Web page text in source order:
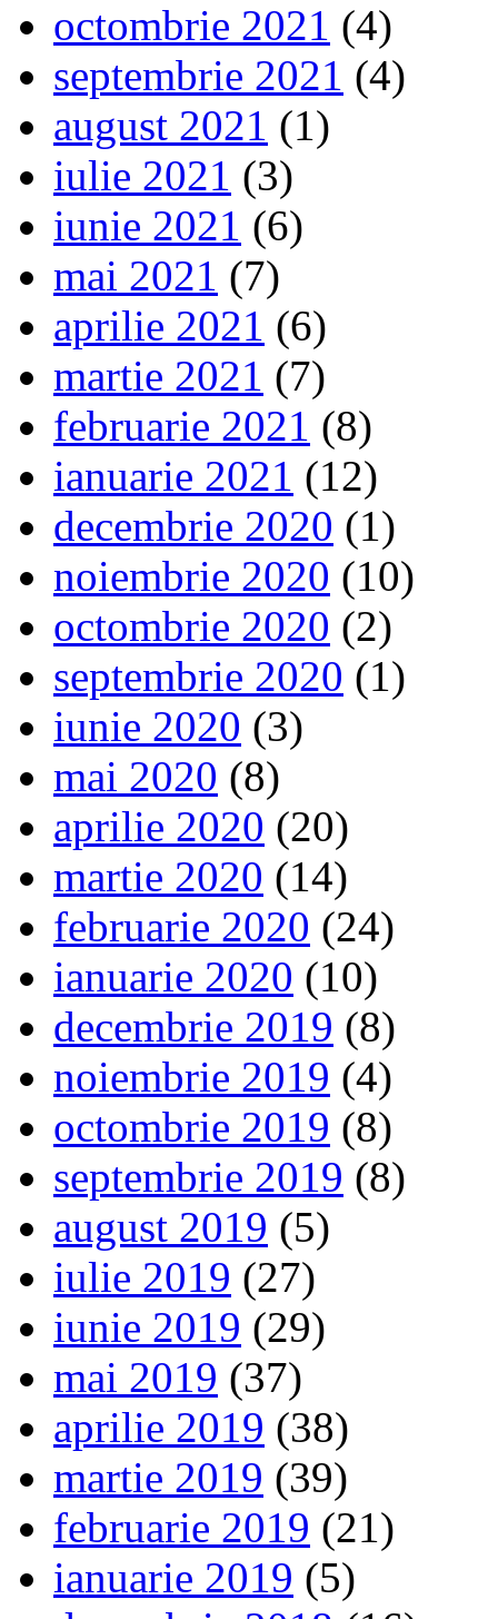
octombrie 2021 (4)
septembrie 2021 (4)
august 2021 (1)
iulie 2021 (3)
iunie 2021 (6)
mai 2021 (7)
aprilie 2021 (6)
martie 2021 (7)
februarie 2021 (8)
ianuarie 2021 (12)
decembrie 2020 (1)
noiembrie 2020 (10)
octombrie 2020 (2)
septembrie 2020 (1)
iunie 2020 (3)
mai 2020 (8)
aprilie 2020 (20)
martie 2020 (14)
februarie 2020 (24)
ianuarie 2020 (10)
decembrie 2019 (8)
noiembrie 2019 (4)
octombrie 2019 (8)
septembrie 2019 (8)
august 2019 (5)
iulie 2019 (27)
iunie 2019 (29)
mai 2019 (37)
aprilie 2019 (38)
martie 2019 (39)
februarie 2019 (21)
ianuarie 2019 (5)